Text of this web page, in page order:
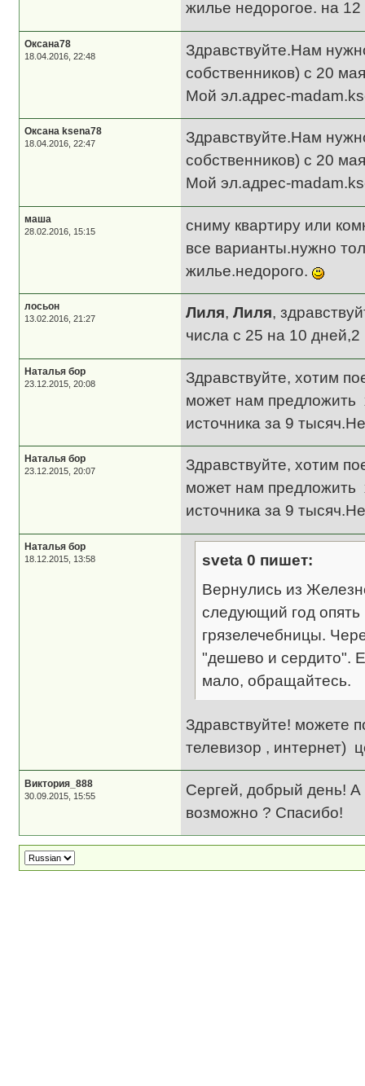
жилье недорогое. на 12
Оксана78
18.04.2016, 22:48
Здравствуйте.Нам
собственников) с 20
Мой эл.адрес-
Оксана ksena78
18.04.2016, 22:47
Здравствуйте.Нам
собственников) с 20
Мой эл.адрес-
маша
28.02.2016, 15:15
сниму квартиру или
все варианты.нужно
жилье.недорого.
лосьон
13.02.2016, 21:27 Лиля, Лиля,
числа с 25 на 10 дней,2
Наталья бор
23.12.2015, 20:08
Здравствуйте, хотим
может нам предложить
источника за 9
Наталья бор
23.12.2015, 20:07
Здравствуйте, хотим
может нам предложить
источника за 9
Наталья бор
18.12.2015, 13:58
sveta 0 пишет:
Вернулись из
следующий год
грязелечебницы.
"дешево и сердито".
мало, обращайтесь.
Здравствуйте! можете
телевизор , интернет)
Виктория_888
30.09.2015, 15:55
Сергей, добрый день! А
возможно ? Спасибо!